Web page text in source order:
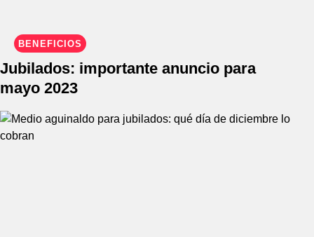
BENEFICIOS
Jubilados: importante anuncio para
mayo 2023